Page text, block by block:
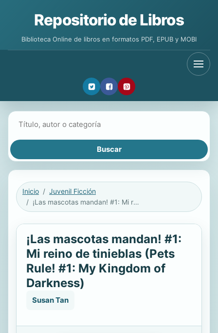
Repositorio de Libros
Biblioteca Online de libros en formatos PDF, EPUB y MOBI
Inicio
Juvenil Ficción
¡Las mascotas mandan! #1: Mi reino de tinieblas (Pets Rule! #1: My Kingdom of Darkness)
¡Las mascotas mandan! #1:
Mi reino de tinieblas (Pets
Rule! #1: My Kingdom of
Darkness)
Susan Tan